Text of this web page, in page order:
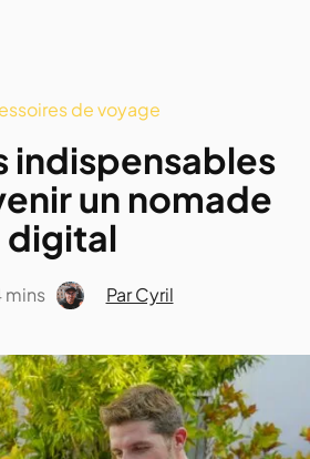
de voyage
indispensables
un nomade
digital
mins Par Cyril